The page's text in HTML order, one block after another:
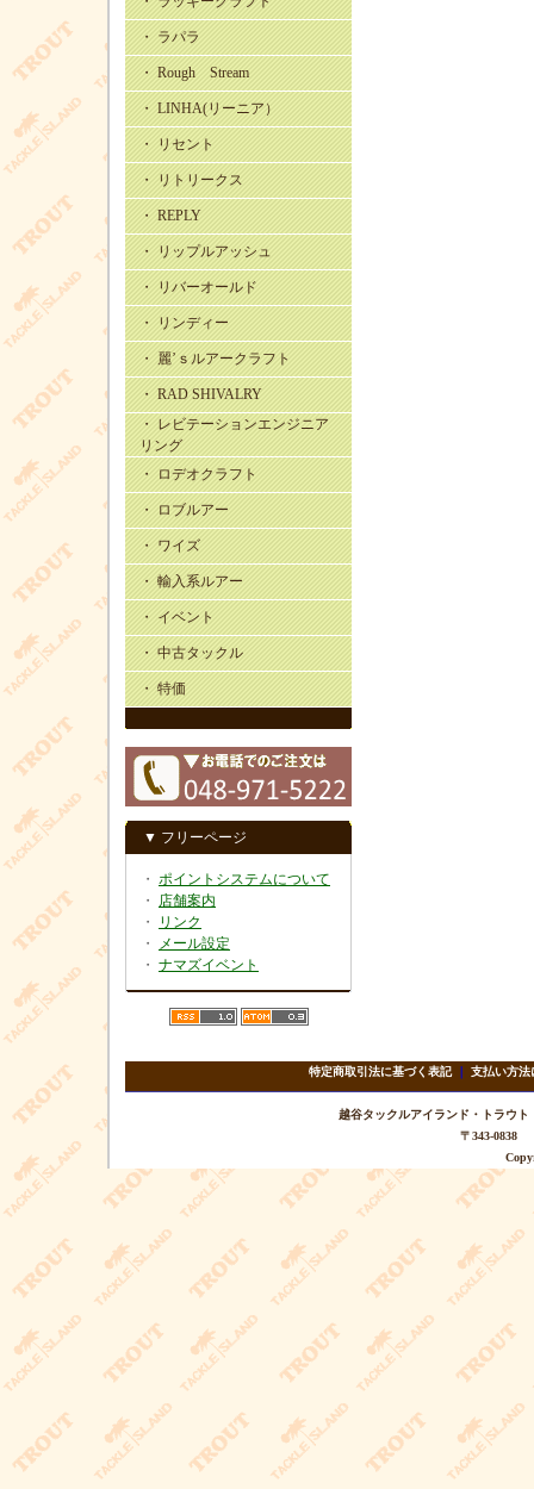
・ ラパラ
・ Rough Stream
・ LINHA(リーニア）
・ リセント
・ リトリークス
・ REPLY
・ リップルアッシュ
・ リバーオールド
・ リンディー
・ 麗’ｓルアークラフト
・ RAD SHIVALRY
・ レビテーションエンジニア
リング
・ ロデオクラフト
・ ロブルアー
・ ワイズ
・ 輸入系ルアー
・ イベント
・ 中古タックル
・ 特価
▼ フリーページ
・ ポイントシステムについて
・ 店舗案内
・
リンク
・
メール設定
・ ナマズイベント
特定商取引法に基づく表記｜ 支払い方法
越谷タックルアイランド・トラ
〒343-0838